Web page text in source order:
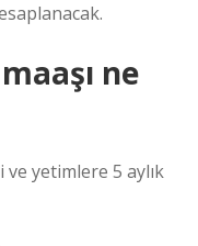
ne
ve yetimlere 5 aylık